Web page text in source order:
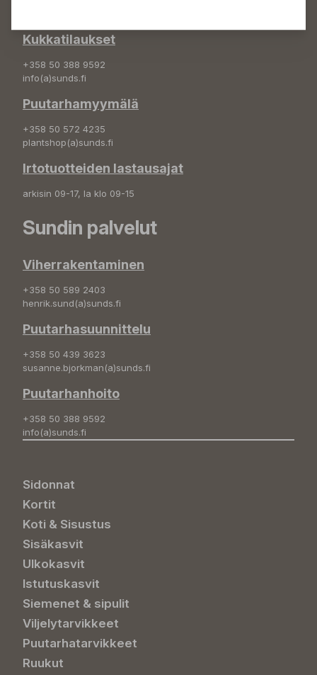
Kukkatilaukset
+358 50 388 9592
info(a)sunds.fi
Puutarhamyymälä
+358 50 572 4235
plantshop(a)sunds.fi
Irtotuotteiden lastausajat
arkisin 09-17, la klo 09-15
Sundin palvelut
Viherrakentaminen
+358 50 589 2403
henrik.sund(a)sunds.fi
Puutarhasuunnittelu
+358 50 439 3623
susanne.bjorkman(a)sunds.fi
Puutarhanhoito
+358 50 388 9592
info(a)sunds.fi
Sidonnat
Kortit
Koti & Sisustus
Sisäkasvit
Ulkokasvit
Istutuskasvit
Siemenet & sipulit
Viljelytarvikkeet
Puutarhatarvikkeet
Ruukut